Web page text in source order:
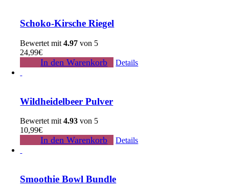
Schoko-Kirsche Riegel
Bewertet mit4.97 von 5
24,99€
In den Warenkorb Details
Wildheidelbeer Pulver
Bewertet mit4.93 von 5
10,99€
In den Warenkorb Details
Smoothie Bowl Bundle